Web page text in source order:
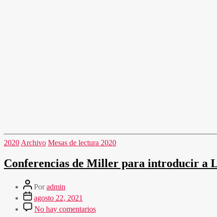
2020 Archivo Mesas de lectura 2020
Conferencias de Miller para introducir a
Poradmin
agosto 22, 2021
No hay comentarios